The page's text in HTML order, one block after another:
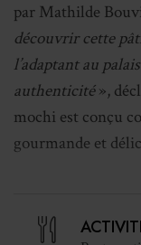
par Mathilde
découvrir cette
l’adaptant au
authenticité»,
mochi est conçu
gourmande et
rouges ou blancs